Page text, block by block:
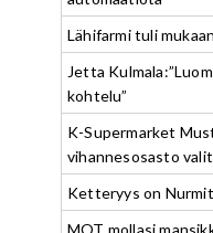
Lähifarmi tuli
Jetta
kohtelu”
K-Supermarket
vihannesosasto
Ketteryys on